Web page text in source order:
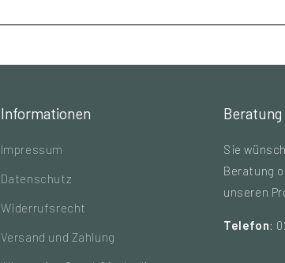
Informationen
Impressum
Datenschutz
Widerrufsrecht
Versand und Zahlung
Beratung
Sie
Beratung
unseren
Telefon: